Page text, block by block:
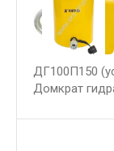
ДГ100П150
Домкрат